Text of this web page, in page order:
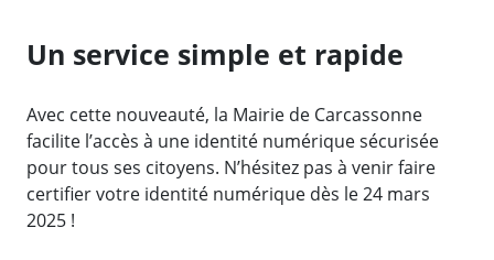
Un service simple et rapide
Avec cette nouveauté, la Mairie de Carcassonne
facilite l’accès à une identité numérique sécurisée
pour tous ses citoyens. N’hésitez pas à venir faire
certifier votre identité numérique dès le 24 mars
2025 !